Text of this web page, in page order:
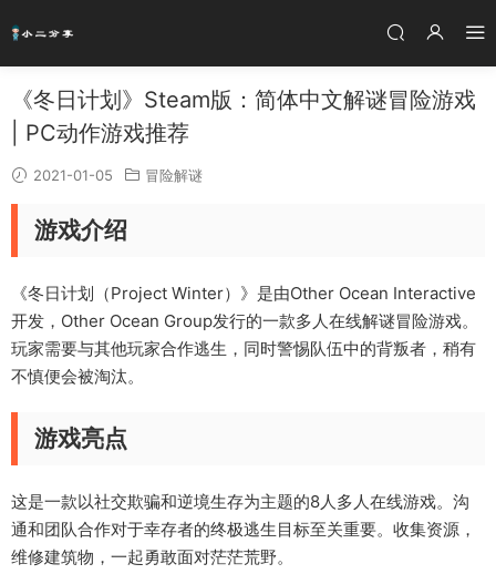
《冬日计划》Steam版：简体中文解谜冒险游戏
| PC动作游戏推荐
2021-01-05 冒险解谜
游戏介绍
《冬日计划（Project Winter）》是由Other Ocean Interactive
开发，Other Ocean Group发行的一款多人在线解谜冒险游戏。
玩家需要与其他玩家合作逃生，同时警惕队伍中的背叛者，稍有
不慎便会被淘汰。
游戏亮点
这是一款以社交欺骗和逆境生存为主题的8人多人在线游戏。沟
通和团队合作对于幸存者的终极逃生目标至关重要。收集资源，
维修建筑物，一起勇敢面对茫茫荒野。